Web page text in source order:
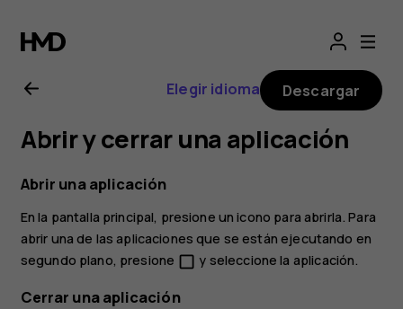
Manual
del
usuario
de
Nokia
2.1
Elegir idioma Descargar
Abrir y cerrar una aplicación
Abrir una aplicación
En la pantalla principal, presione un icono para abrirla. Para
abrir una de las aplicaciones que se están ejecutando en
segundo plano, presione check_box_outline_blank y seleccione la aplicación.
Cerrar una aplicación